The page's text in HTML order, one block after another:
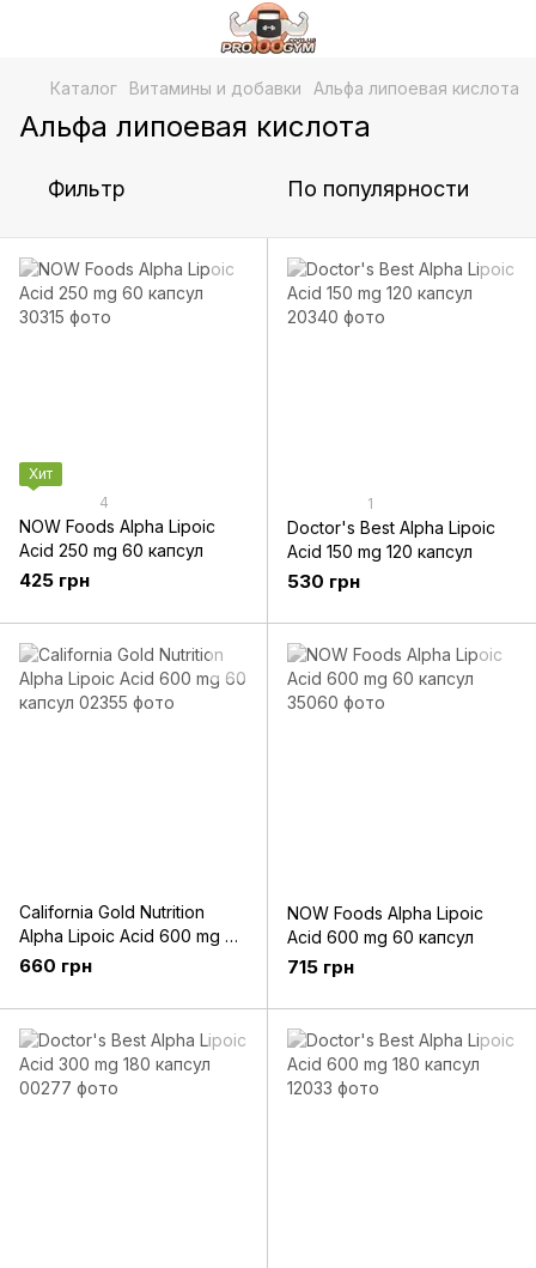
Каталог Витамины и добавки Альфа липоевая кислота
Альфа липоевая кислота
Фильтр По популярности
Хит
4
NOW Foods Alpha Lipoic
Acid 250 mg 60 капсул
425 грн
1
Doctor's Best Alpha Lipoic
Acid 150 mg 120 капсул
530 грн
California Gold Nutrition
Alpha Lipoic Acid 600 mg 60
капсул
660 грн
NOW Foods Alpha Lipoic
Acid 600 mg 60 капсул
715 грн